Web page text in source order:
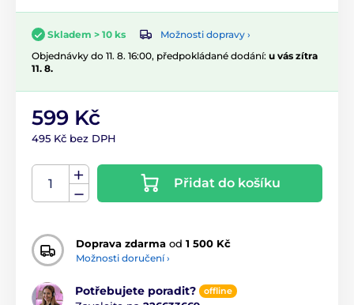
Skladem > 10 ks
Možnosti dopravy ›
Objednávky do 11. 8. 16:00, předpokládané dodání: u vás zítra
11. 8.
599 Kč
495 Kč bez DPH
Přidat do košíku
Doprava zdarma od 1 500 Kč
Možnosti doručení ›
Potřebujete poradit? offline